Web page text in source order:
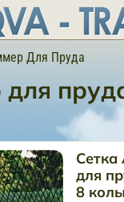
Для Пруда
Сетка
для
8